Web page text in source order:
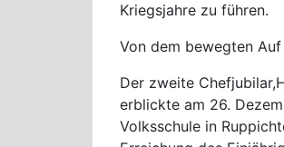
Kriegsjahre zu führen.
Von dem bewegten
Der zweite
erblickte am 26.
Volksschule in